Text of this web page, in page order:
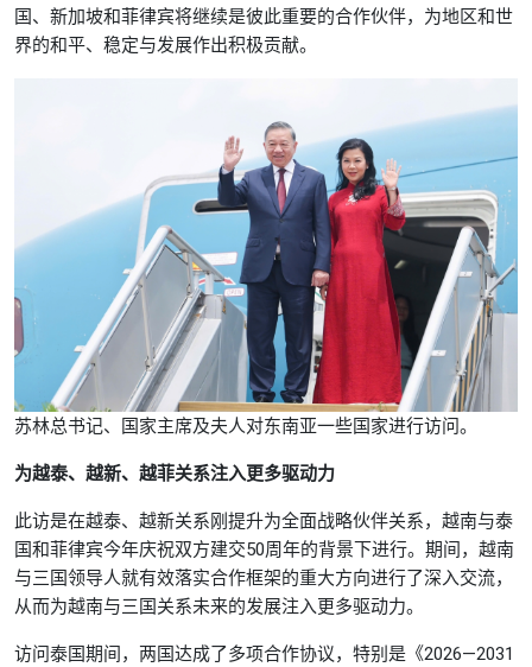
国、新加坡和菲律宾将继续是彼此重要的合作伙伴，为地区和世
界的和平、稳定与发展作出积极贡献。
苏林总书记、国家主席及夫人对东南亚一些国家进行访问。
为越泰、越新、越菲关系注入更多驱动力
此访是在越泰、越新关系刚提升为全面战略伙伴关系，越南与泰
国和菲律宾今年庆祝双方建交50周年的背景下进行。期间，越南
与三国领导人就有效落实合作框架的重大方向进行了深入交流，
从而为越南与三国关系未来的发展注入更多驱动力。
访问泰国期间，两国达成了多项合作协议，特别是《2026—2031